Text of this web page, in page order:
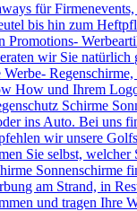
für
bis hin zum
Promotions-
wir Sie natürlich
How und Ihrem
Schirme
ins Auto. Bei uns
wir unsere
Sie selbst,
Sonnenschirme
am Strand, in
und tragen Ihre